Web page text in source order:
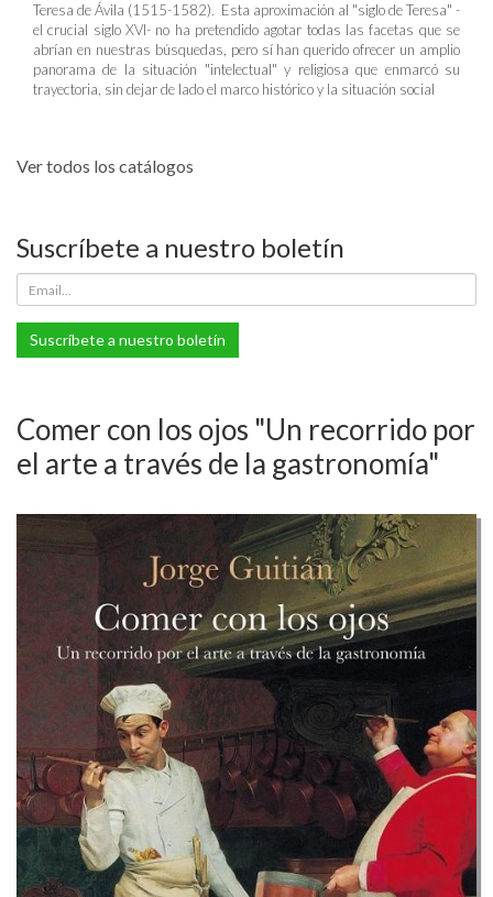
Teresa de Ávila (1515-1582). Esta aproximación al "siglo de Teresa" -
el crucial siglo XVI- no ha pretendido agotar todas las facetas que se
abrían en nuestras búsquedas, pero sí han querido ofrecer un amplio
panorama de la situación "intelectual" y religiosa que enmarcó su
trayectoria, sin dejar de lado el marco histórico y la situación social
Ver todos los catálogos
Suscríbete a nuestro boletín
Suscríbete a nuestro boletín
Comer con los ojos "Un recorrido por
el arte a través de la gastronomía"